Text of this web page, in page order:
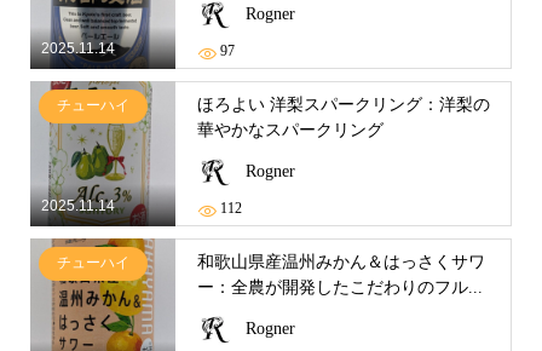
2025.11.14
Rogner
97
2025.11.14
チューハイ
ほろよい 洋梨スパークリング：洋梨の
華やかなスパークリング
Rogner
112
チューハイ
和歌山県産温州みかん＆はっさくサワ
ー：全農が開発したこだわりのフル...
Rogner